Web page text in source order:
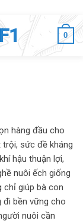
0
hàng đầu cho
sức đề kháng
hậu thuận lợi,
nuôi ếch giống
chỉ giúp bà con
đi bền vững cho
nuôi cần